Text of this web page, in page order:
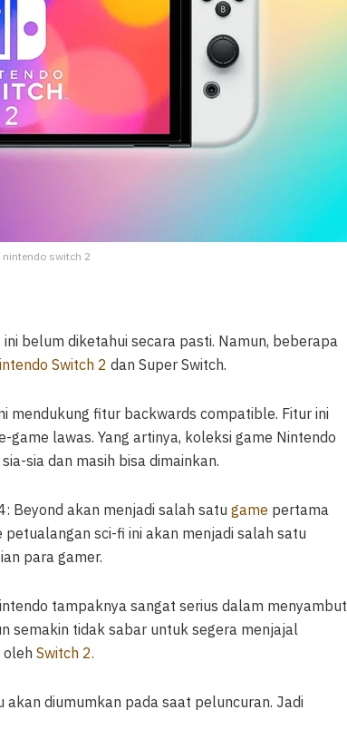
switch 2
belum diketahui secara pasti. Namun, beberapa
Switch 2 dan Super Switch.
mendukung fitur backwards compatible. Fitur ini
lawas. Yang artinya, koleksi game Nintendo
sia dan masih bisa dimainkan.
Beyond akan menjadi salah satu game pertama
sci-fi ini akan menjadi salah satu
para gamer.
tampaknya sangat serius dalam menyambut
semakin tidak sabar untuk segera menjajal
oleh Switch 2.
diumumkan pada saat peluncuran. Jadi